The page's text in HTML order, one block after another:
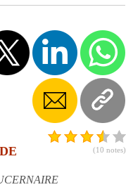
(10 notes)